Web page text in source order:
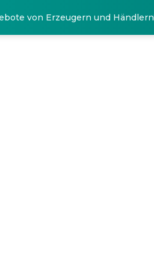
von Erzeugern und Händlern